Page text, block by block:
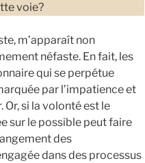
voie?
m’apparaît non
néfaste. En fait, les
qui se perpétue
par l’impatience et
si la volonté est le
sur le possible peut faire
des
dans des processus